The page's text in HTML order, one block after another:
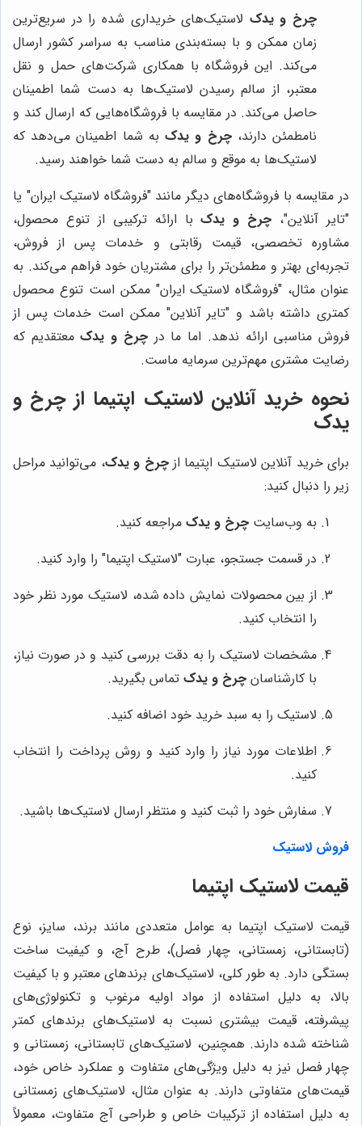
چرخ و یدک لاستیک‌های خریداری شده را در سریع‌ترین
زمان ممکن و با بسته‌بندی مناسب به سراسر کشور ارسال
می‌کند. این فروشگاه با همکاری شرکت‌های حمل و نقل
معتبر، از سالم رسیدن لاستیک‌ها به دست شما اطمینان
حاصل می‌کند. در مقایسه با فروشگاه‌هایی که ارسال کند و
نامطمئن دارند،چرخ و یدکبه شما اطمینان می‌دهد که
لاستیک‌ها به موقع و سالم به دست شما خواهند رسید.
در مقایسه با فروشگاه‌های دیگر مانند "فروشگاه لاستیک ایران" یا
"تایر آنلاین"، چرخ و یدکبا ارائه ترکیبی از تنوع محصول،
مشاوره تخصصی، قیمت رقابتی و خدمات پس از فروش،
تجربه‌ای بهتر و مطمئن‌تر را برای مشتریان خود فراهم می‌کند. به
عنوان مثال، "فروشگاه لاستیک ایران" ممکن است تنوع محصول
کمتری داشته باشد و "تایر آنلاین" ممکن است خدمات پس از
فروش مناسبی ارائه ندهد. اما ما درچرخ و یدکمعتقدیم که
رضایت مشتری مهم‌ترین سرمایه ماست.
نحوه خرید آنلاین لاستیک اپتیما از چرخ و
یدک
برای خرید آنلاین لاستیک اپتیما ازچرخ و یدک، می‌توانید مراحل
زیر را دنبال کنید:
به وب‌سایت چرخ و یدک مراجعه کنید.
در قسمت جستجو، عبارت "لاستیک اپتیما" را وارد کنید.
از بین محصولات نمایش داده شده، لاستیک مورد نظر خود
را انتخاب کنید.
مشخصات لاستیک را به دقت بررسی کنید و در صورت نیاز،
با کارشناسان چرخ و یدک تماس بگیرید.
لاستیک را به سبد خرید خود اضافه کنید.
اطلاعات مورد نیاز را وارد کنید و روش پرداخت را انتخاب
کنید.
سفارش خود را ثبت کنید و منتظر ارسال لاستیک‌ها باشید.
فروش لاستیک
قیمت لاستیک اپتیما
قیمت لاستیک اپتیما به عوامل متعددی مانند برند، سایز، نوع
(تابستانی، زمستانی، چهار فصل)، طرح آج، و کیفیت ساخت
بستگی دارد. به طور کلی، لاستیک‌های برندهای معتبر و با کیفیت
بالا، به دلیل استفاده از مواد اولیه مرغوب و تکنولوژی‌های
پیشرفته، قیمت بیشتری نسبت به لاستیک‌های برندهای کمتر
شناخته شده دارند. همچنین، لاستیک‌های تابستانی، زمستانی و
چهار فصل نیز به دلیل ویژگی‌های متفاوت و عملکرد خاص خود،
قیمت‌های متفاوتی دارند. به عنوان مثال، لاستیک‌های زمستانی
به دلیل استفاده از ترکیبات خاص و طراحی آج متفاوت، معمولاً